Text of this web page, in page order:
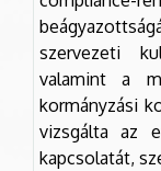
szervezeti
valamint a
kormányzási
vizsgálta az
kapcsolatát,